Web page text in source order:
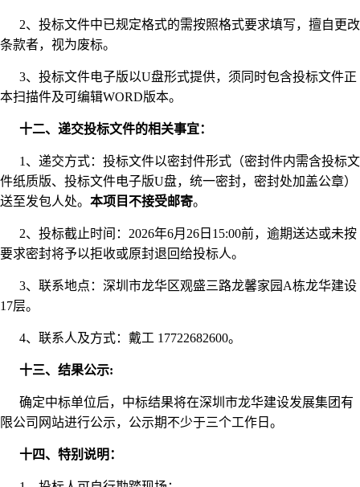
2、投标文件中已规定格式的需按照格式要求填写，擅自更改
条款者，视为废标。
3、投标文件电子版以U盘形式提供，须同时包含投标文件正
本扫描件及可编辑WORD版本。
十二、递交投标文件的相关事宜：
1、递交方式：投标文件以密封件形式（密封件内需含投标文
件纸质版、投标文件电子版U盘，统一密封，密封处加盖公章）
送至发包人处。 本项目不接受邮寄。
2、投标截止时间：2026年6月26日15:00前，逾期送达或未按
要求密封将予以拒收或原封退回给投标人。
3、联系地点：深圳市龙华区观盛三路龙馨家园A栋龙华建设
17层。
4、联系人及方式：戴工 17722682600。
十三、结果公示:
确定中标单位后，中标结果将在深圳市龙华建设发展集团有
限公司网站进行公示，公示期不少于三个工作日。
十四、特别说明：